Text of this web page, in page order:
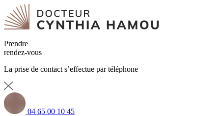
Prendre
rendez-vous
La prise de contact s’effectue par téléphone
04 65 00 10 45